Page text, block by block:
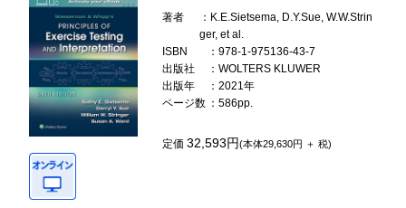
著者
：K.E.Sietsema, D.Y.Sue, W.W.Strin
ger, et al.
ISBN
：978-1-975136-43-7
出版社
：WOLTERS KLUWER
出版年
：2021年
ページ数 ：586pp.
定価32,593円(本体29,630円 ＋ 税)